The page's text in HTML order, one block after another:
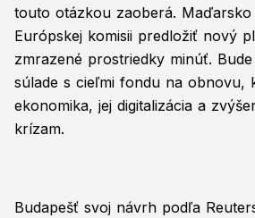
touto otázkou zaoberá. Maďarsko
Európskej komisii predložiť nový
zmrazené prostriedky minúť.
súlade s cieľmi fondu na obnovu,
ekonomika, jej digitalizácia a
krízam.
Budapešť svoj návrh podľa